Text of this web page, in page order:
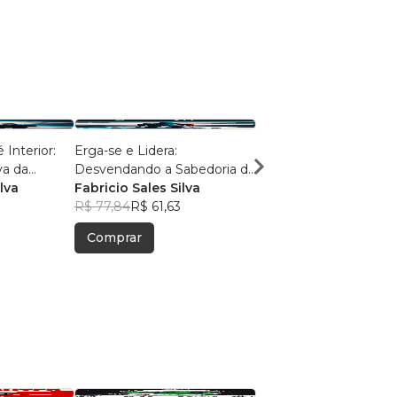
Interior:
da
Erga-se e Lidera:
Desvendando a Sabedoria do
Sucesso
Fabricio Sales Silva
R$ 77,84R$ 61,63
Comprar
Princípio ao Fim do Livro ao